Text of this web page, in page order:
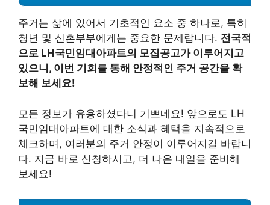
주거는 삶에 있어서 기초적인 요소 중 하나로, 특히
청년 및 신혼부부에게는 중요한 문제랍니다. 전국적
으로 LH국민임대아파트의 모집공고가 이루어지고
있으니, 이번 기회를 통해 안정적인 주거 공간을 확
보해 보세요!
모든 정보가 유용하셨다니 기쁘네요! 앞으로도 LH
국민임대아파트에 대한 소식과 혜택을 지속적으로
체크하며, 여러분의 주거 안정이 이루어지길 바랍니
다. 지금 바로 신청하시고, 더 나은 내일을 준비해
보세요!